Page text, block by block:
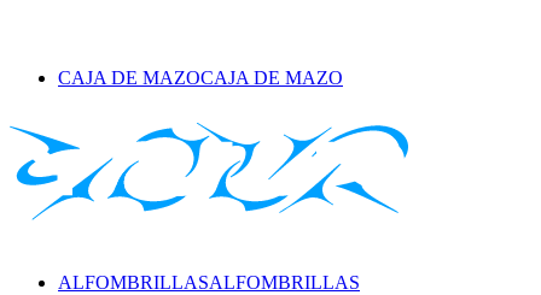
CAJA DE MAZOCAJA DE MAZO
ALFOMBRILLASALFOMBRILLAS